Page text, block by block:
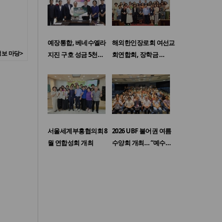
마당>
예장통합, 베네수엘라
지진 구호 성금 5천…
해외한인장로회 여선교
회연합회, 장학금 …
서울세계부흥협의회 8
월 연합성회 개최
2026 UBF 불어권 여름
수양회 개최… “예수…